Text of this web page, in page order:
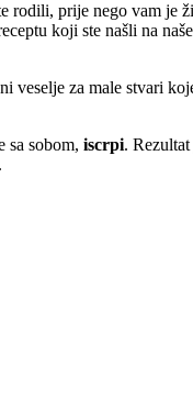
rodili, prije nego vam je
koji ste našli na
veselje za male stvari
sa sobom, iscrpi.